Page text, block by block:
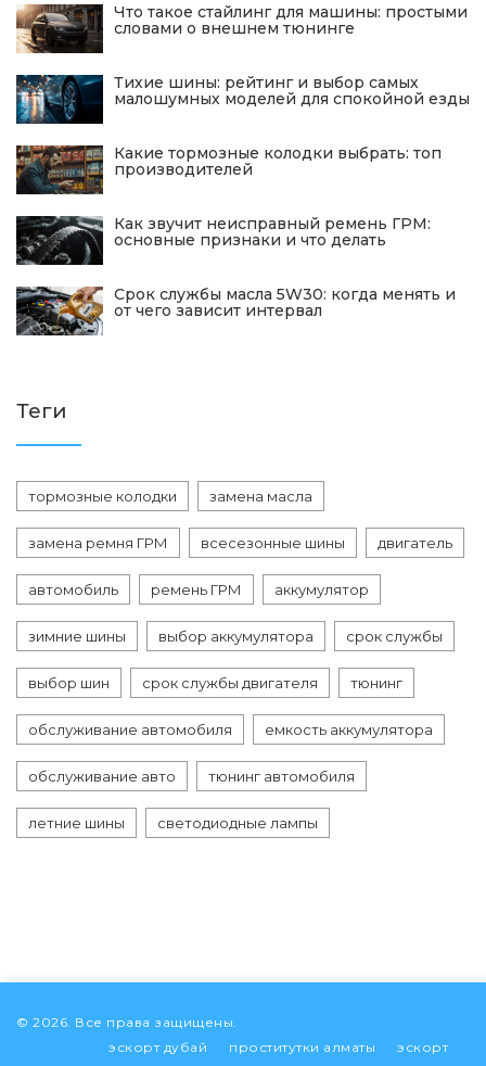
Что такое стайлинг для машины: простыми
словами о внешнем тюнинге
Тихие шины: рейтинг и выбор самых
малошумных моделей для спокойной езды
Какие тормозные колодки выбрать: топ
производителей
Как звучит неисправный ремень ГРМ:
основные признаки и что делать
Срок службы масла 5W30: когда менять и
от чего зависит интервал
Теги
тормозные колодки замена масла
замена ремня ГРМ всесезонные шины двигатель
автомобиль ремень ГРМ аккумулятор
зимние шины выбор аккумулятора срок службы
выбор шин срок службы двигателя тюнинг
обслуживание автомобиля емкость аккумулятора
обслуживание авто тюнинг автомобиля
летние шины светодиодные лампы
© 2026. Все права защищены.
эскорт дубай
проститутки алматы эскорт